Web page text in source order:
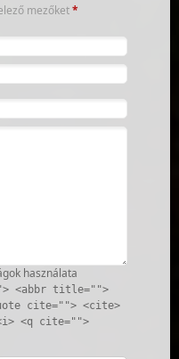
mezőket*
használata
<abbr title="">
cite=""> <cite>
<q cite="">